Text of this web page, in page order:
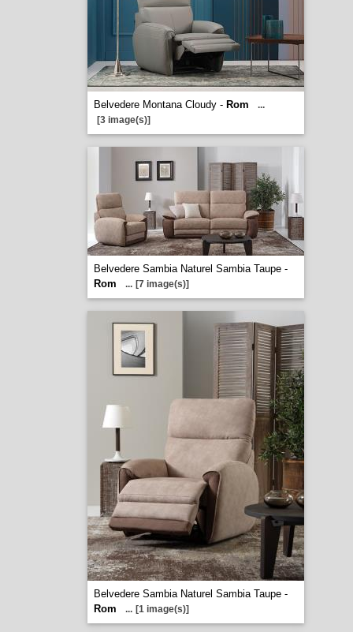
Belvedere Montana Cloudy - Rom
...
[3 image(s)]
Belvedere Sambia Naturel Sambia Taupe -
Rom
... [7 image(s)]
Belvedere Sambia Naturel Sambia Taupe -
Rom
... [1 image(s)]